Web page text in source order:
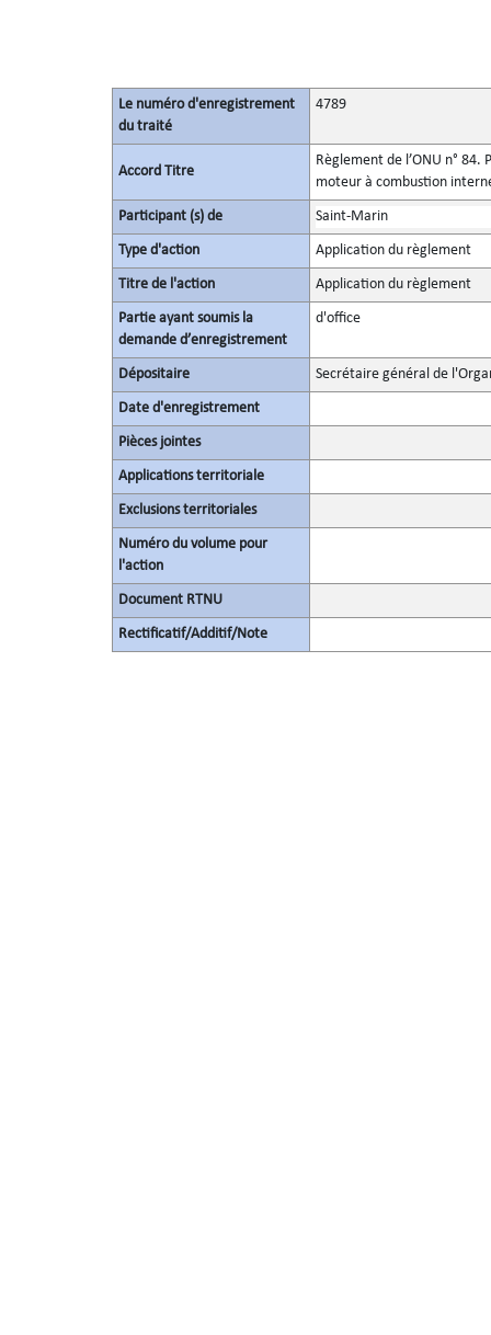
Le numéro d'enregistrement
du traité
4789
Accord Titre
Règlement de l’ONU n°
moteur à combustion
Participant (s) de Saint-Marin
Type d'action Application du règlement
Titre de l'action Application du règlement
Partie ayant soumis la
demande d’enregistrement
d'office
Dépositaire Secrétaire général de
Date d'enregistrement
Pièces jointes
Applications territoriale
Exclusions territoriales
Numéro du volume pour
l'action
Document RTNU
Rectificatif/Additif/Note